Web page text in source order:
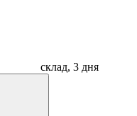
склад, 3 дня